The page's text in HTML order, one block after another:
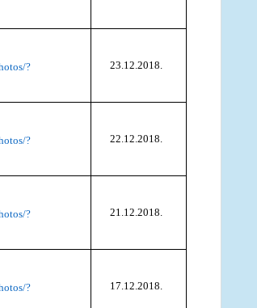
?
23.12.2018.
?
22.12.2018.
?
21.12.2018.
?
17.12.2018.